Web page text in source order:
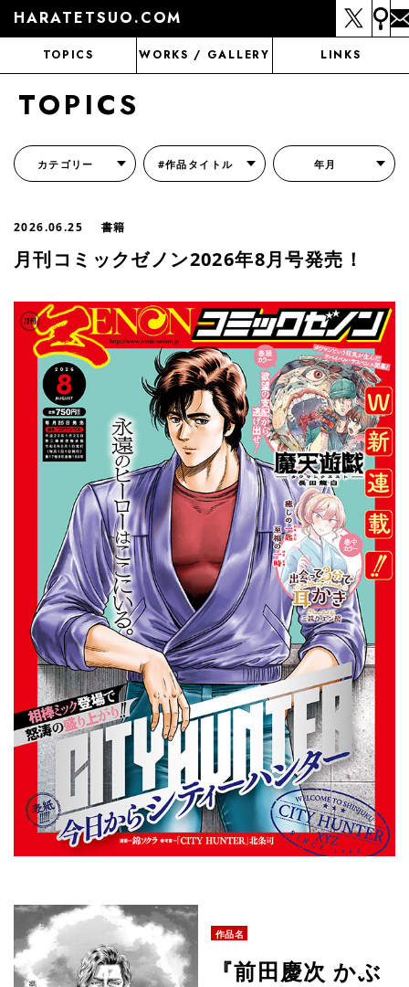
HARATETSUO.COM
TOPICS WORKS / GALLERY LINKS
TOPICS
カテゴリー #作品タイトル 年月
2026.06.25 書籍
月刊コミックゼノン2026年8月号発売！
作品名
『前田慶次 かぶ